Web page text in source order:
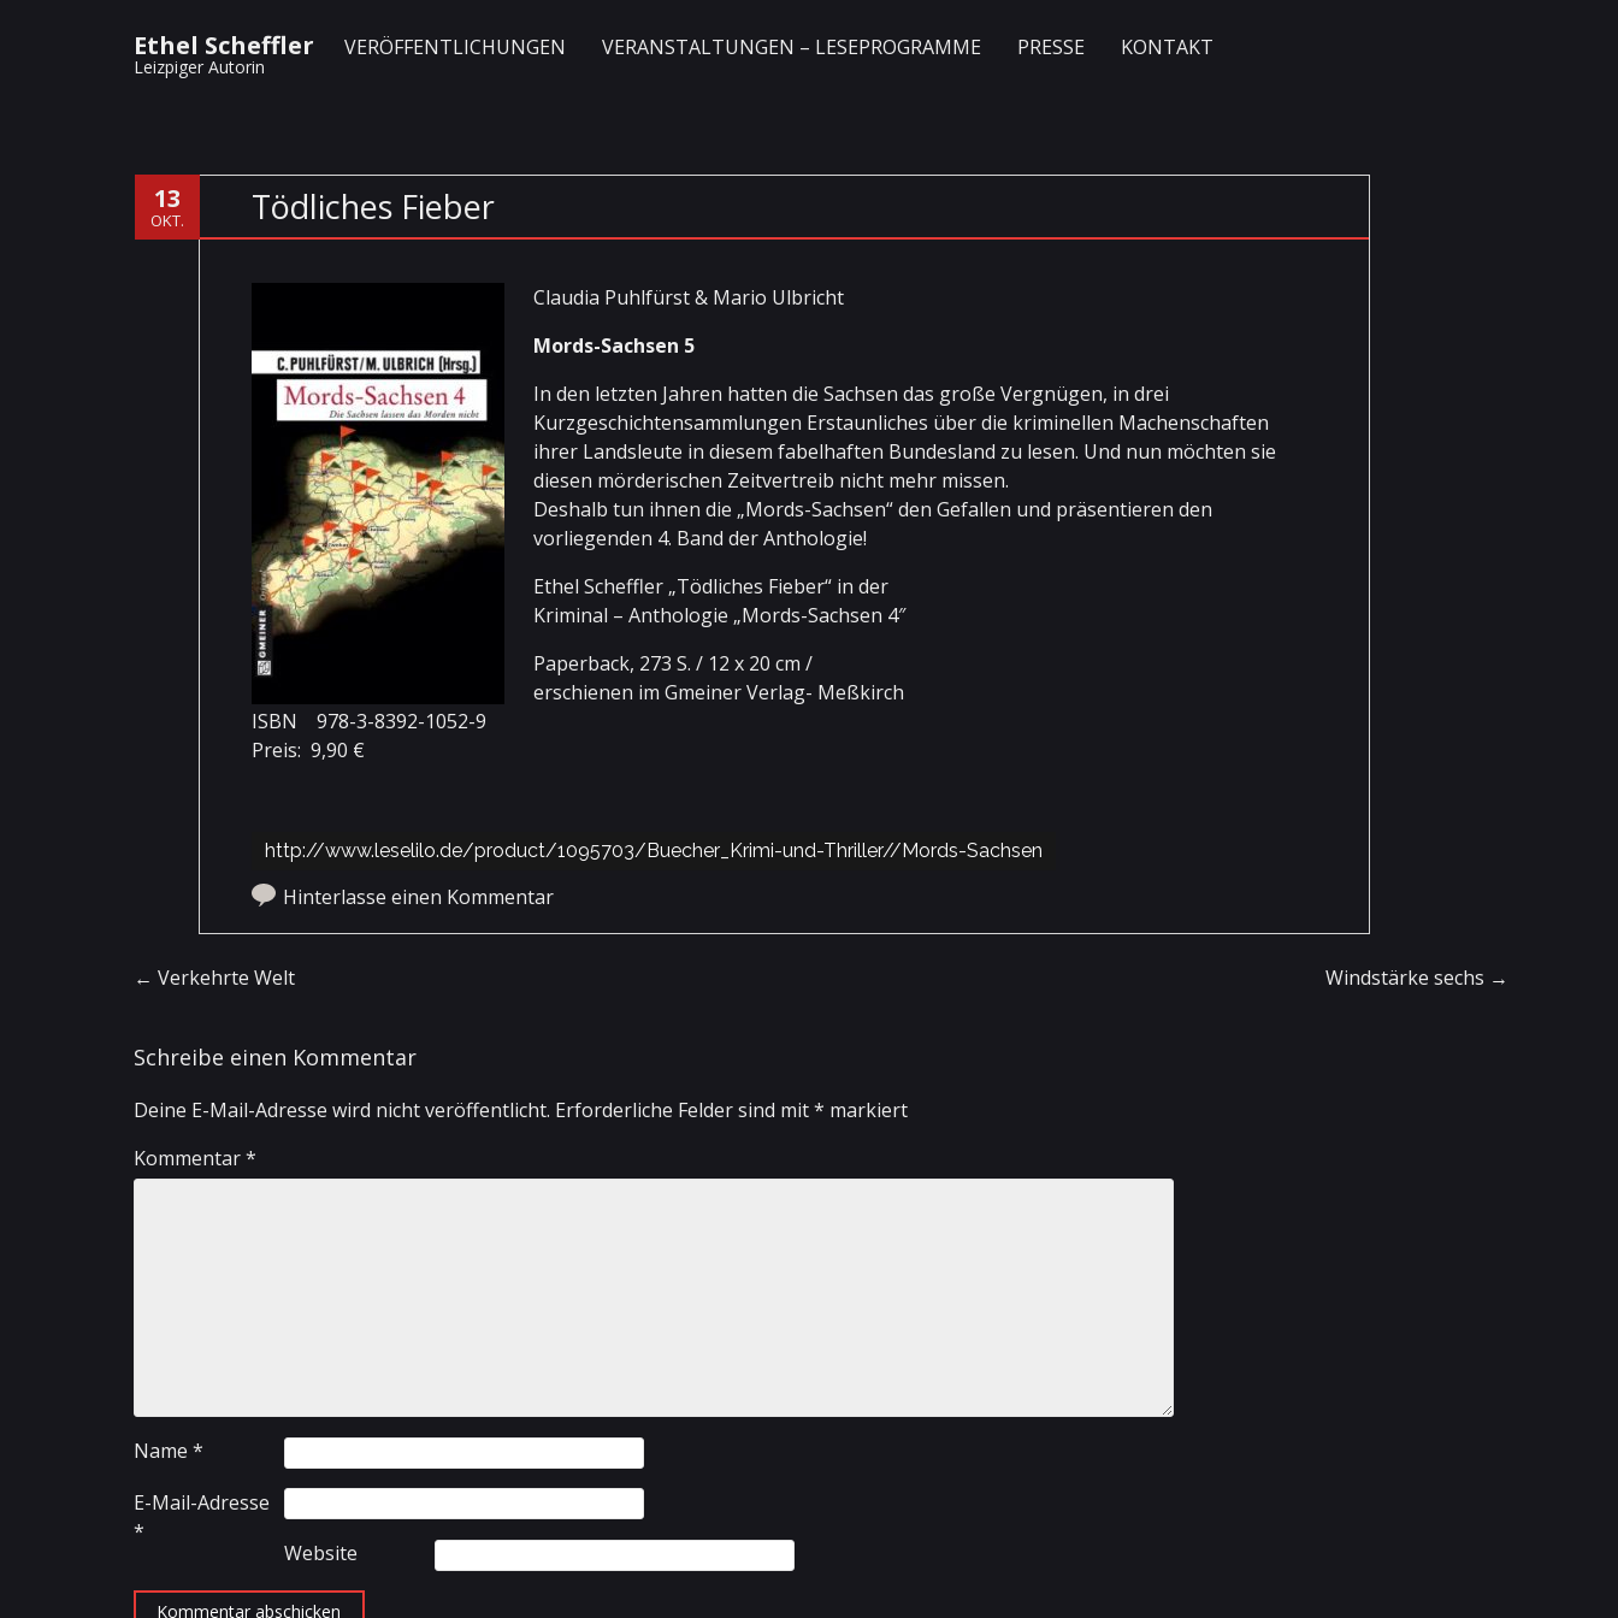
Ethel Scheffler
Leizpiger Autorin
VERÖFFENTLICHUNGEN VERANSTALTUNGEN – LESEPROGRAMME PRESSE KONTAKT
13
OKT. Tödliches Fieber
Claudia Puhlfürst & Mario Ulbricht
Mords-Sachsen 5
In den letzten Jahren hatten die Sachsen das große Vergnügen, in drei
Kurzgeschichtensammlungen Erstaunliches über die kriminellen Machenschaften
ihrer Landsleute in diesem fabelhaften Bundesland zu lesen. Und nun möchten sie
diesen mörderischen Zeitvertreib nicht mehr missen.
Deshalb tun ihnen die „Mords-Sachsen“ den Gefallen und präsentieren den
vorliegenden 4. Band der Anthologie!
Ethel Scheffler „Tödliches Fieber“ in der
Kriminal – Anthologie „Mords-Sachsen 4″
Paperback, 273 S. / 12 x 20 cm /
erschienen im Gmeiner Verlag- Meßkirch
ISBN 978-3-8392-1052-9
Preis: 9,90 €
http://www.leselilo.de/product/1095703/Buecher_Krimi-und-Thriller//Mords-Sachsen
Hinterlasse einen Kommentar
Artikel-Navigation
← Verkehrte Welt Windstärke sechs →
Schreibe einen Kommentar
Deine E-Mail-Adresse wird nicht veröffentlicht. Erforderliche Felder sind mit* markiert
Kommentar*
Name *
E-Mail-Adresse
*
Website